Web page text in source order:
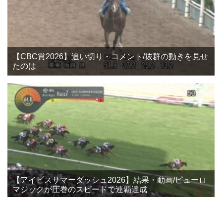
【CBC賞2026】追い切り・コメント/抜群の動きを見せ
たのは
【アイビスサマーダッシュ2026】結果・動画/ピューロ
マジックが圧巻のスピードで連覇達成